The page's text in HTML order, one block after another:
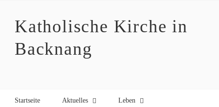
springenKatholische Kirche in
Backnang
Startseite Aktuelles Leben